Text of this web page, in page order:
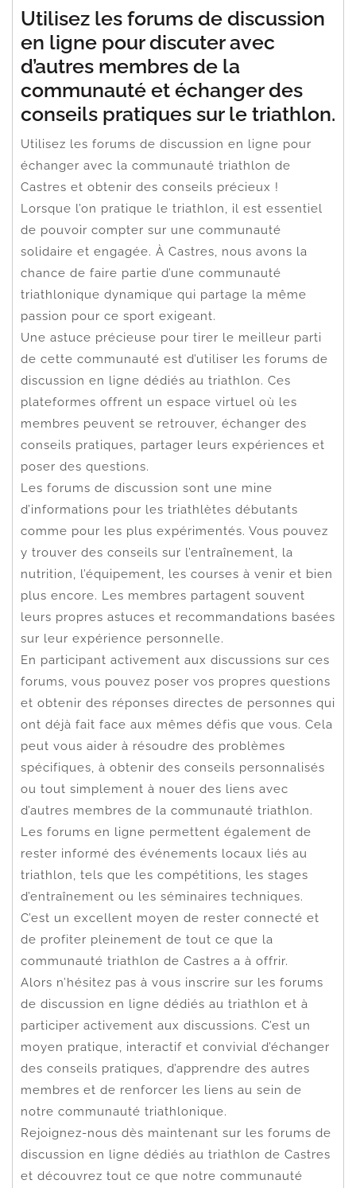
Utilisez les forums de discussion
en ligne pour discuter avec
d’autres membres de la
communauté et échanger des
conseils pratiques sur le triathlon.
Utilisez les forums de discussion en ligne pour
échanger avec la communauté triathlon de
Castres et obtenir des conseils précieux !
Lorsque l’on pratique le triathlon, il est essentiel
de pouvoir compter sur une communauté
solidaire et engagée. À Castres, nous avons la
chance de faire partie d’une communauté
triathlonique dynamique qui partage la même
passion pour ce sport exigeant.
Une astuce précieuse pour tirer le meilleur parti
de cette communauté est d’utiliser les forums de
discussion en ligne dédiés au triathlon. Ces
plateformes offrent un espace virtuel où les
membres peuvent se retrouver, échanger des
conseils pratiques, partager leurs expériences et
poser des questions.
Les forums de discussion sont une mine
d’informations pour les triathlètes débutants
comme pour les plus expérimentés. Vous pouvez
y trouver des conseils sur l’entraînement, la
nutrition, l’équipement, les courses à venir et bien
plus encore. Les membres partagent souvent
leurs propres astuces et recommandations basées
sur leur expérience personnelle.
En participant activement aux discussions sur ces
forums, vous pouvez poser vos propres questions
et obtenir des réponses directes de personnes qui
ont déjà fait face aux mêmes défis que vous. Cela
peut vous aider à résoudre des problèmes
spécifiques, à obtenir des conseils personnalisés
ou tout simplement à nouer des liens avec
d’autres membres de la communauté triathlon.
Les forums en ligne permettent également de
rester informé des événements locaux liés au
triathlon, tels que les compétitions, les stages
d’entraînement ou les séminaires techniques.
C’est un excellent moyen de rester connecté et
de profiter pleinement de tout ce que la
communauté triathlon de Castres a à offrir.
Alors n’hésitez pas à vous inscrire sur les forums
de discussion en ligne dédiés au triathlon et à
participer activement aux discussions. C’est un
moyen pratique, interactif et convivial d’échanger
des conseils pratiques, d’apprendre des autres
membres et de renforcer les liens au sein de
notre communauté triathlonique.
Rejoignez-nous dès maintenant sur les forums de
discussion en ligne dédiés au triathlon de Castres
et découvrez tout ce que notre communauté